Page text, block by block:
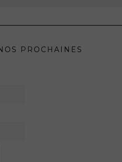
PROCHAINES